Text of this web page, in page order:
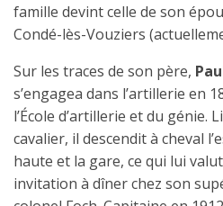
famille devint celle de son
Condé-lès-Vouziers
Sur les traces de son père,
s’engagea dans l’artillerie en
l’École d’artillerie et du génie.
cavalier, il descendit à cheval
haute et la gare, ce qui lui
invitation à dîner chez son